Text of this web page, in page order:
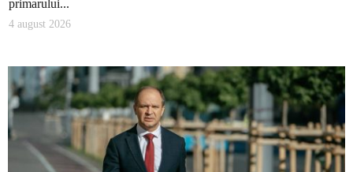
primarului...
4 august 2026